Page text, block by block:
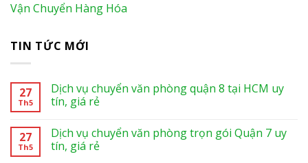
Vận Chuyển Hàng Hóa
TIN TỨC MỚI
27
Th5
Dịch vụ chuyển văn phòng quận 8 tại HCM uy
tín, giá rẻ
27
Th5
Dịch vụ chuyển văn phòng trọn gói Quận 7 uy
tín, giá rẻ